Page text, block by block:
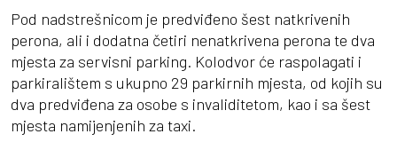
Pod nadstrešnicom je predviđeno šest natkrivenih
perona, ali i dodatna četiri nenatkrivena perona te dva
mjesta za servisni parking. Kolodvor će raspolagati i
parkiralištem s ukupno 29 parkirnih mjesta, od kojih su
dva predviđena za osobe s invaliditetom, kao i sa šest
mjesta namijenjenih za taxi.